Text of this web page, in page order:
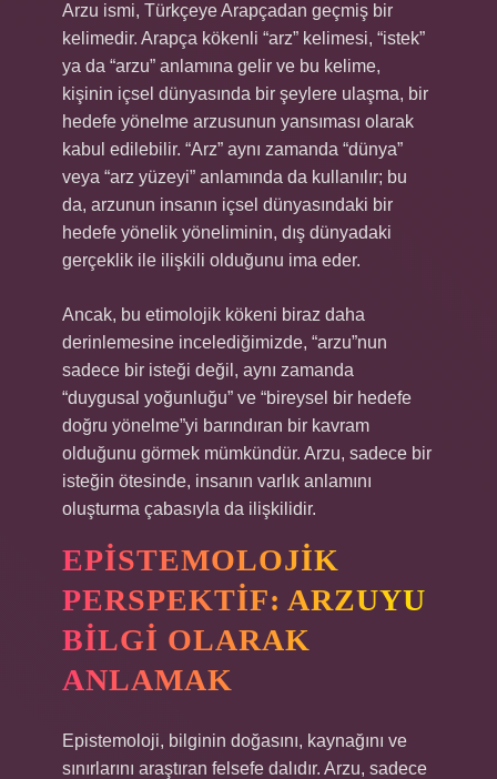
Arzu ismi, Türkçeye Arapçadan geçmiş bir
kelimedir. Arapça kökenli “arz” kelimesi, “istek”
ya da “arzu” anlamına gelir ve bu kelime,
kişinin içsel dünyasında bir şeylere ulaşma, bir
hedefe yönelme arzusunun yansıması olarak
kabul edilebilir. “Arz” aynı zamanda “dünya”
veya “arz yüzeyi” anlamında da kullanılır; bu
da, arzunun insanın içsel dünyasındaki bir
hedefe yönelik yöneliminin, dış dünyadaki
gerçeklik ile ilişkili olduğunu ima eder.
Ancak, bu etimolojik kökeni biraz daha
derinlemesine incelediğimizde, “arzu”nun
sadece bir isteği değil, aynı zamanda
“duygusal yoğunluğu” ve “bireysel bir hedefe
doğru yönelme”yi barındıran bir kavram
olduğunu görmek mümkündür. Arzu, sadece bir
isteğin ötesinde, insanın varlık anlamını
oluşturma çabasıyla da ilişkilidir.
EPISTEMOLOJIK
PERSPEKTIF: ARZUYU
BILGI OLARAK
ANLAMAK
Epistemoloji, bilginin doğasını, kaynağını ve
sınırlarını araştıran felsefe dalıdır. Arzu, sadece